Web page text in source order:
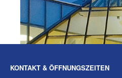
KONTAKT & ÖFFNUNGSZEITEN